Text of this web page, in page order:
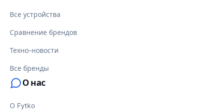
Все устройства
Сравнение брендов
Техно-новости
Все бренды
О нас
О Fytko